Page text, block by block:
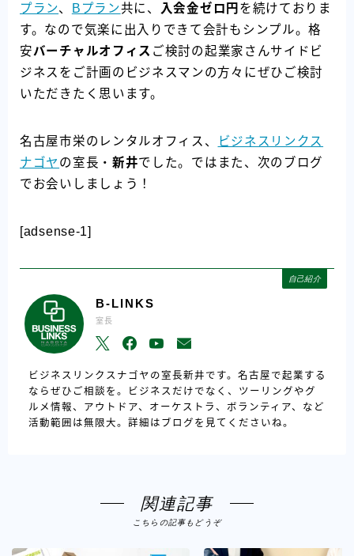
プラン、 Bプラン共に、 入会金ゼロ円 を続けておりま
す。なので気楽に出入りできて会計もシンプル。格
安バーチャルオフィス ご検討の起業家さんサイドビ
ジネスをご計画のビジネスマンの方々にぜひご検討
いただきたく思います。
名古屋市栄のレンタルオフィス、
ビジネスリンクス
ナゴヤ の室長・ 新井でした。ではまた、次のブログ
でお会いしましょう！
[adsense-1]
自己紹介
B-LINKS
室長
ビジネスリンクスナゴヤの室長新井です。名古屋で起業する
ならぜひご相談を。ビジネスだけでなく、ツーリングやグ
ルメ情報、アウトドア、オーケストラ、ボランティア、など
活動範囲は無限大。詳細はブログを見てくださいね。
関連記事
こちらの記事もどうぞ